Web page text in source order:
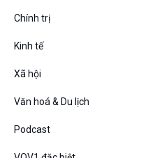
Chính trị
Kinh tế
Xã hội
Văn hoá & Du lịch
Podcast